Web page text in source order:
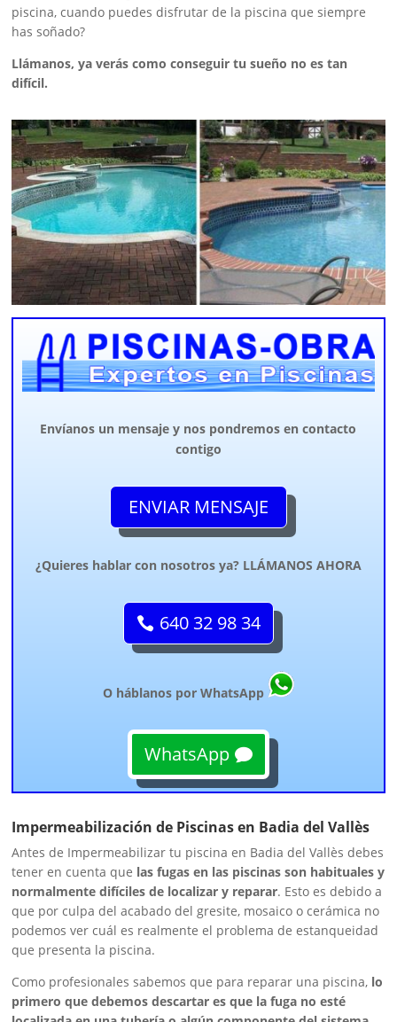
piscina, cuando puedes disfrutar de la piscina que siempre
has soñado?
Llámanos, ya verás como conseguir tu sueño no es tan
difícil.
Envíanos un mensaje y nos pondremos en contacto
contigo
ENVIAR MENSAJE
¿Quieres hablar con nosotros ya? LLÁMANOS AHORA
640 32 98 34
O háblanos por WhatsApp
WhatsApp
Impermeabilización de Piscinas en Badia del Vallès
Antes de Impermeabilizar tu piscina en Badia del Vallès debes
tener en cuenta que las fugas en las piscinas son habituales y
normalmente difíciles de localizar y reparar. Esto es debido a
que por culpa del acabado del gresite, mosaico o cerámica no
podemos ver cuál es realmente el problema de estanqueidad
que presenta la piscina.
Como profesionales sabemos que para reparar una piscina, lo
primero que debemos descartar es que la fuga no esté